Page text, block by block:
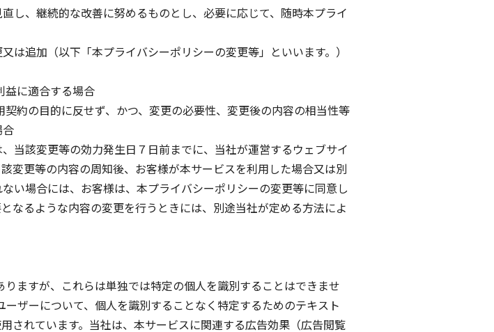
し、継続的な改善に努めるものとし、必要に応じて、随時本プライ
追加（以下「本プライバシーポリシーの変更等」といいます。）
に適合する場合
約の目的に反せず、かつ、変更の必要性、変更後の内容の相当性等
当該変更等の効力発生日７日前までに、当社が運営するウェブサイ
変更等の内容の周知後、お客様が本サービスを利用した場合又は別
い場合には、お客様は、本プライバシーポリシーの変更等に同意し
なるような内容の変更を行うときには、別途当社が定める方法によ
ますが、これらは単独では特定の個人を識別することはできませ
ザーについて、個人を識別することなく特定するためのテキスト
されています。当社は、本サービスに関連する広告効果（広告閲覧